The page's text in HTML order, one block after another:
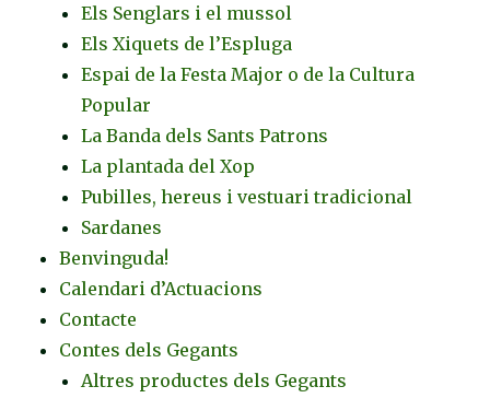
Els Senglars i el mussol
Els Xiquets de l’Espluga
Espai de la Festa Major o de la Cultura
Popular
La Banda dels Sants Patrons
La plantada del Xop
Pubilles, hereus i vestuari tradicional
Sardanes
Benvinguda!
Calendari d’Actuacions
Contacte
Contes dels Gegants
Altres productes dels Gegants